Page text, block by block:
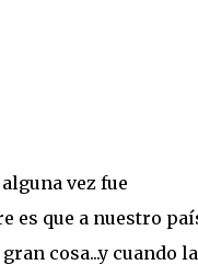
vez fue
es que a nuestro
cosa...y cuando la